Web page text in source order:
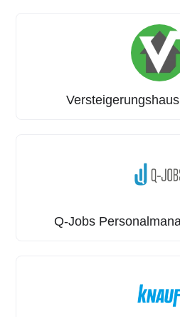
Q-Jobs